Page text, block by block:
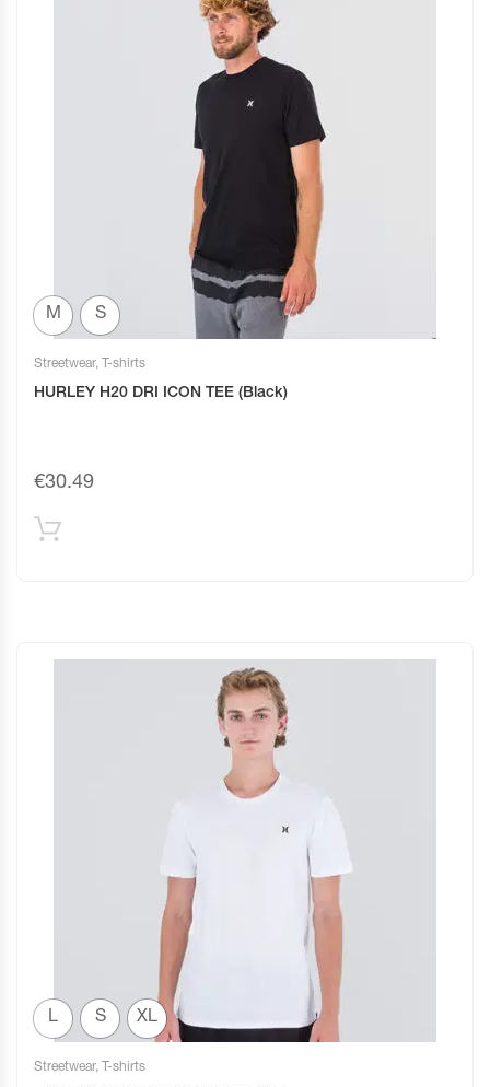
M S
Streetwear, T-shirts
HURLEY H20 DRI ICON TEE (Black)
€30.49
L S XL
Streetwear, T-shirts